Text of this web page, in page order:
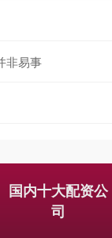
非易事
国内十大配资公
司